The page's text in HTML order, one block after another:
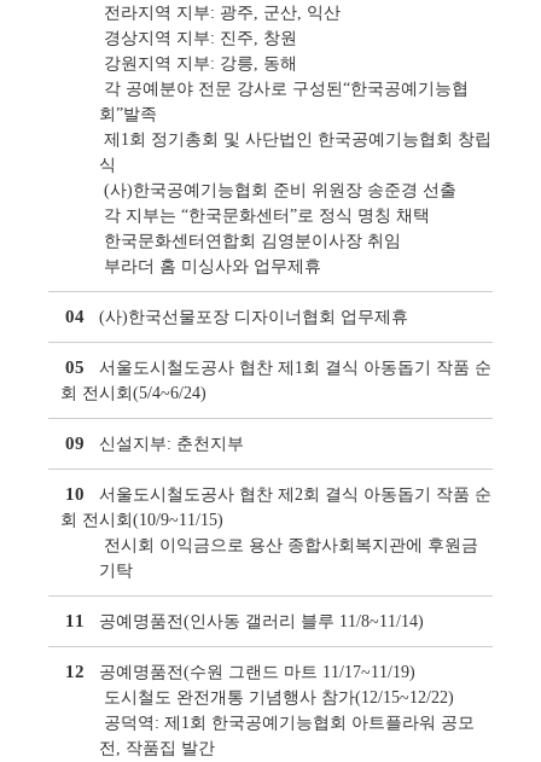
전라지역 지부: 광주, 군산, 익산
경상지역 지부: 진주, 창원
강원지역 지부: 강릉, 동해
각 공예분야 전문 강사로 구성된“한국공예기능협
회”발족
제1회 정기총회 및 사단법인 한국공예기능협회 창립
식
(사)한국공예기능협회 준비 위원장 송준경 선출
각 지부는 “한국문화센터”로 정식 명칭 채택
한국문화센터연합회 김영분이사장 취임
부라더 홈 미싱사와 업무제휴
04 (사)한국선물포장 디자이너협회 업무제휴
05
서울도시철도공사 협찬 제1회 결식 아동돕기 작품 순
회 전시회(5/4~6/24)
09 신설지부: 춘천지부
10
서울도시철도공사 협찬 제2회 결식 아동돕기 작품 순
회 전시회(10/9~11/15)
전시회 이익금으로 용산 종합사회복지관에 후원금
기탁
11 공예명품전(인사동 갤러리 블루 11/8~11/14)
12
공예명품전(수원 그랜드 마트 11/17~11/19)
도시철도 완전개통 기념행사 참가(12/15~12/22)
공덕역: 제1회 한국공예기능협회 아트플라워 공모
전, 작품집 발간